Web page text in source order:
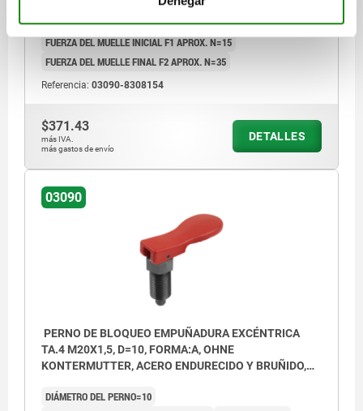
LONGITUD DE EMPUÑADURA=67,8 ANCHURA=26,9
CARRERA S=8 L1=26 L2=10 L3=23 SW1=19 F X 30°=2,3
FUERZA DEL MUELLE INICIAL F1 APROX. N=15
FUERZA DEL MUELLE FINAL F2 APROX. N=35
Referencia: 03090-8308154
$371.43
más IVA.
más gastos de envío
DETALLES
03090
PERNO DE BLOQUEO EMPUÑADURA EXCÉNTRICA
TA.4 M20X1,5, D=10, FORMA:A, OHNE
KONTERMUTTER, ACERO ENDURECIDO Y BRUÑIDO,
DIÁMETRO DEL PERNO=10